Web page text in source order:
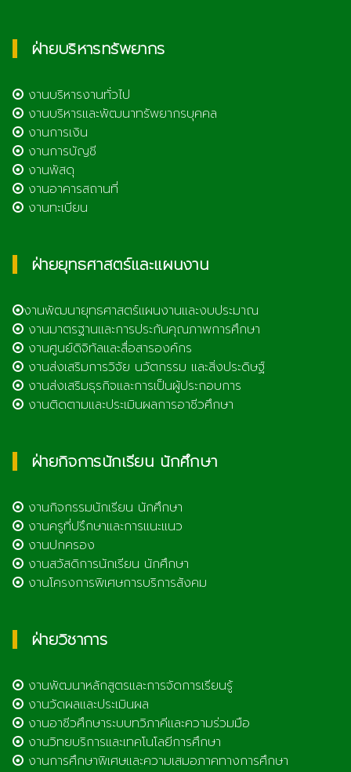
ฝ่ายบริหารทรัพยากร
งานบริหารงานทั่วไป
งานบริหารและพัฒนาทรัพยากรบุคคล
งานการเงิน
งานการบัญชี
งานพัสดุ
งานอาคารสถานที่
งานทะเบียน
ฝ่ายยุทธศาสตร์และแผนงาน
งานพัฒนายุทธศาสตร์แผนงานและงบประมาณ
งานมาตรฐานและการประกันคุณภาพการศึกษา
งานศูนย์ดิจิทัลและสื่อสารองค์กร
งานส่งเสริมการวิจัย นวัตกรรม และสิ่งประดิษฐ์
งานส่งเสริมธุรกิจและการเป็นผู้ประกอบการ
งานติดตามและประเมินผลการอาชีวศึกษา
ฝ่ายกิจการนักเรียน นักศึกษา
งานกิจกรรมนักเรียน นักศึกษา
งานครูที่ปรึกษาและการแนะแนว
งานปกครอง
งานสวัสดิการนักเรียน นักศึกษา
งานโครงการพิเศษการบริการสังคม
ฝ่ายวิชาการ
งานพัฒนาหลักสูตรและการจัดการเรียนรู้
งานวัดผลและประเมินผล
งานอาชีวศึกษาระบบทวิภาคีและความร่วมมือ
งานวิทยบริการและเทคโนโลยีการศึกษา
งานการศึกษาพิเศษและความเสมอภาคทางการศึกษา